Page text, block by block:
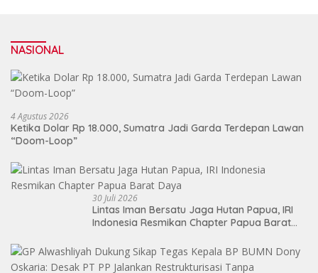
NASIONAL
4 Agustus 2026
Ketika Dolar Rp 18.000, Sumatra Jadi Garda Terdepan Lawan
“Doom-Loop”
30 Juli 2026
Lintas Iman Bersatu Jaga Hutan Papua, IRI
Indonesia Resmikan Chapter Papua Barat